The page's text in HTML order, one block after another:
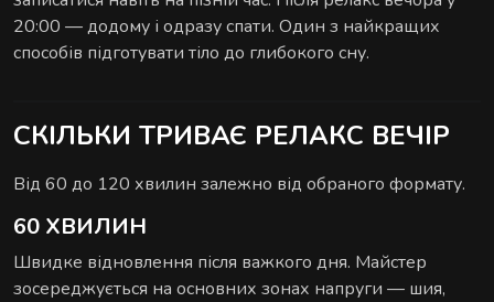
20:00 — додому і одразу спати. Один з найкращих
способів підготувати тіло до глибокого сну.
СКІЛЬКИ ТРИВАЄ РЕЛАКС ВЕЧІР
Від 60 до 120 хвилин залежно від обраного формату.
60 ХВИЛИН
Швидке відновлення після важкого дня. Майстер
зосереджується на основних зонах напруги — шия,